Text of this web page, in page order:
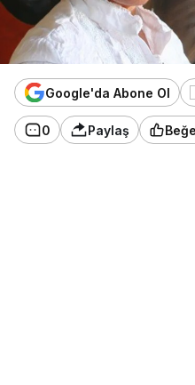
Google'da Abone Ol
0 Paylaş